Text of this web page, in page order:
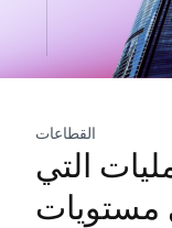
القطاعات
التي
مستويات